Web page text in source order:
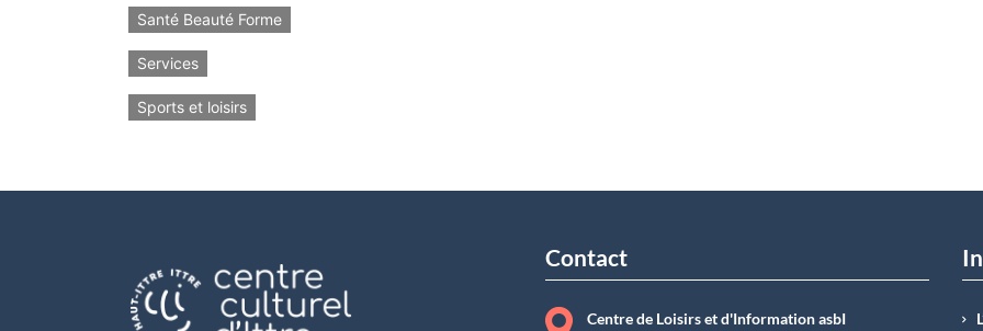
Santé Beauté Forme
Services
Sports et loisirs
Contact
Centre de Loisirs et d'Information asbI